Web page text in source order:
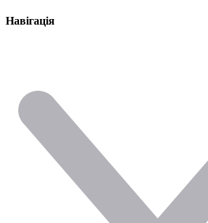
Навігація